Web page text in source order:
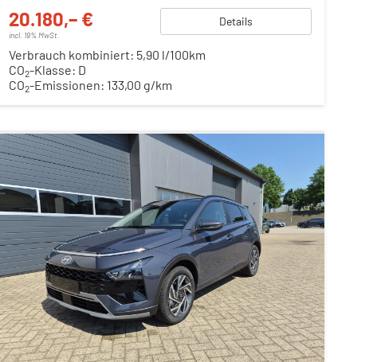
20.180,– €
incl. 19% MwSt.
Details
Verbrauch kombiniert: 5,90 l/100km
CO2-Klasse: D
CO2-Emissionen: 133,00 g/km